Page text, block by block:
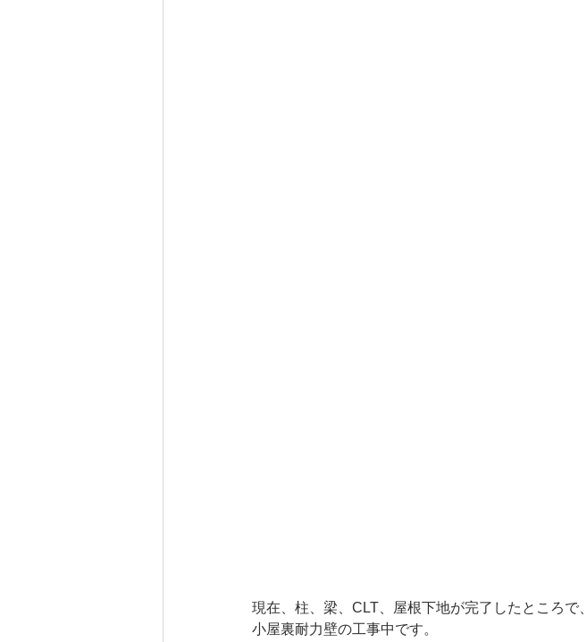
現在、柱、梁、CLT、屋根下地が完了したところで、
小屋裏耐力壁の工事中です。